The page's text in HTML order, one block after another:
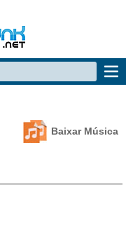
Baixar Música